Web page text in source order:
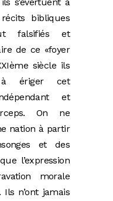
bibliques
falsifiés et
de ce «foyer
siècle ils
à ériger cet
et
On ne
nation à partir
et des
l’expression
morale
n’ont jamais